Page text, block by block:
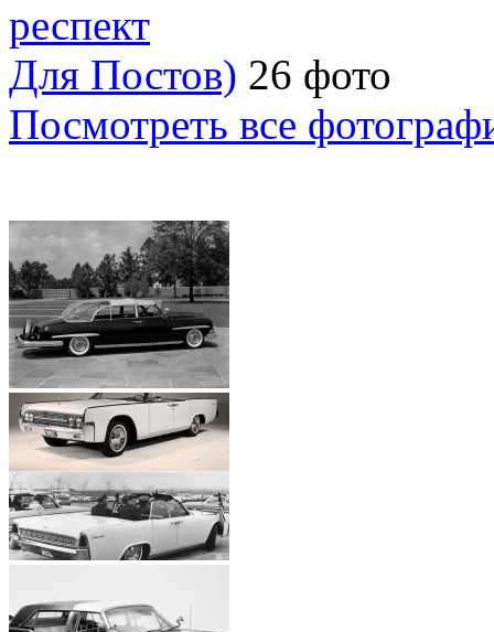
респект
Для Постов) 26 фото
Посмотреть все